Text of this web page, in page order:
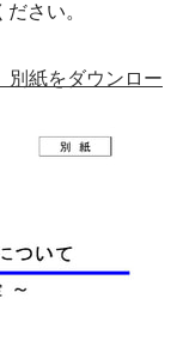
さい。
紙をダウンロー